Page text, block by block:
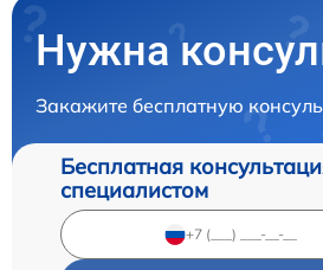
Нужна
Закажите бесплатную
Бесплатная
специалистом